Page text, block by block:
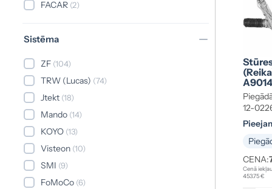
FACAR (2)
Sistēma
ZF (104)
TRW (Lucas) (74)
Jtekt (18)
Mando (14)
KOYO (13)
Visteon (10)
SMI (9)
FoMoCo (6)
12-
CENA:
Cenā
453.75 €